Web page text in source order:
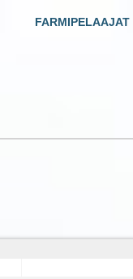
FARMIPELAAJAT